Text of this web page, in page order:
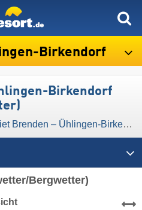
Birkendorf
Birkendorf
Brenden – Ühlingen-Birkendorf
Bergwetter)